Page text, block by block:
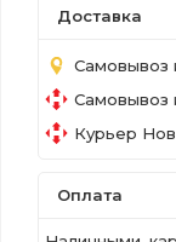
Доставка
Самовывоз
Курьер
Оплата